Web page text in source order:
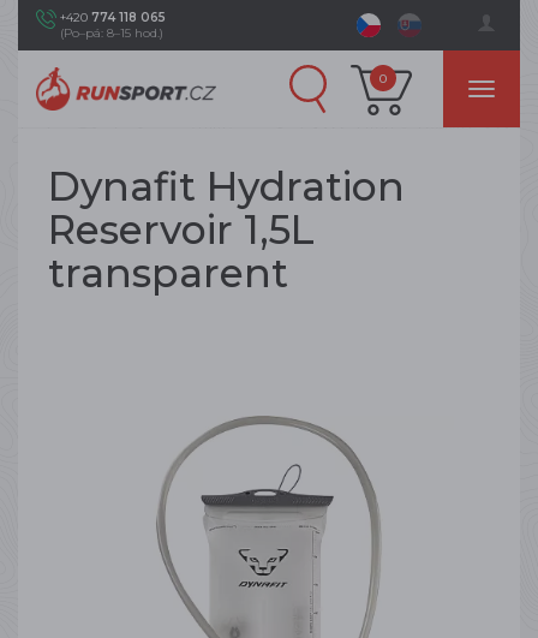
+420 774 118 065
(Po–pá: 8–15 hod.)
0
Dynafit Hydration
Reservoir 1,5L
transparent